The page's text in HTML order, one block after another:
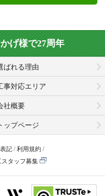
げ様で27周年
ばれる理由
事対応エリア
社概要
ップページ
記
利用規約
スタッフ募集